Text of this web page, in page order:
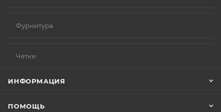
Фурнитура
Чётки
ИНФОРМАЦИЯ
ПОМОЩЬ